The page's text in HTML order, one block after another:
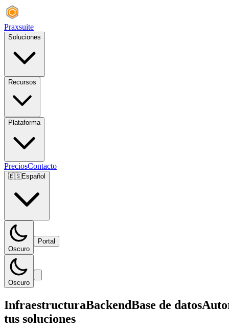
Praxsuite
Soluciones
Recursos
Plataforma
PreciosContacto
🇪🇸Español
Oscuro
Portal
Oscuro
InfraestructuraBackendBase de datos
tus soluciones